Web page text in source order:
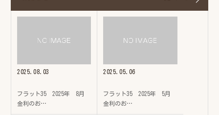
2025.08.03
フラット35 2025年 8月
金利のお…
2025.05.06
フラット35 2025年 5月
金利のお…